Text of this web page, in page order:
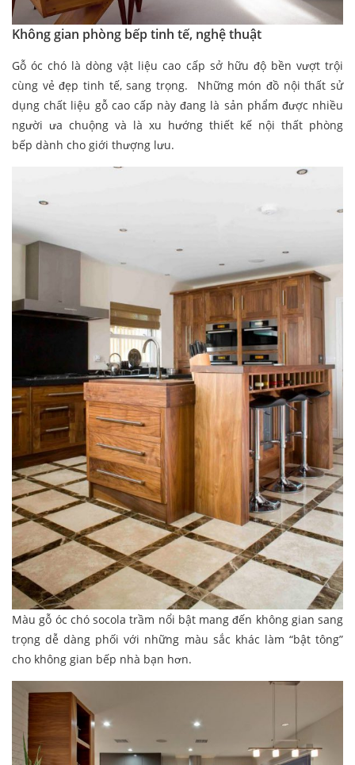
Không gian phòng bếp tinh tế, nghệ thuật
Gỗ óc chó là dòng vật liệu cao cấp sở hữu độ bền vượt trội
cùng vẻ đẹp tinh tế, sang trọng. Những món đồ nội thất sử
dụng chất liệu gỗ cao cấp này đang là sản phẩm được nhiều
người ưa chuộng và là xu hướng thiết kế nội thất phòng
bếp dành cho giới thượng lưu.
Màu gỗ óc chó socola trầm nổi bật mang đến không gian sang
trọng dễ dàng phối với những màu sắc khác làm “bật tông”
cho không gian bếp nhà bạn hơn.